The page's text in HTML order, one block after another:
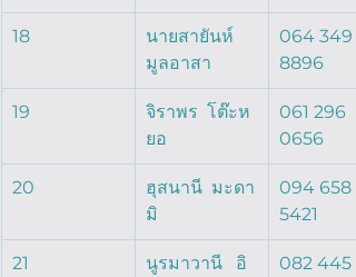
18
นายสายันห์
มูลอาสา
064 349
8896
19
จิราพร  โต๊ะห
ยอ
061 296
0656
20
ฮุสนานี  มะดา
มิ
094 658
5421
21
นูรมาวานี   อิ
082 445